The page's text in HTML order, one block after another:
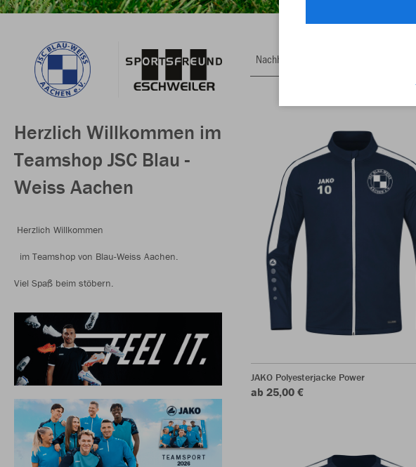
Herzlich Willkommen im
Teamshop JSC Blau -
Weiss Aachen
Herzlich Willkommen
im Teamshop von Blau-Weiss Aachen.
Viel Spaß beim stöbern.
Nachhaltig
JAKO Polyesterjacke Power
ab 25,00 €